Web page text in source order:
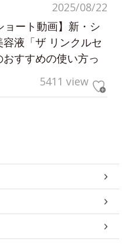
2025/08/22
ョート動画】新・シ
容液「ザ リンクルセ
おすすめの使い方っ
5411 view